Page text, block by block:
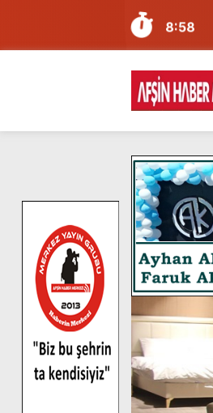
8:58
7:57
6:31
16:10
13:27
11:22
8:06
14:05
7:39
4:58